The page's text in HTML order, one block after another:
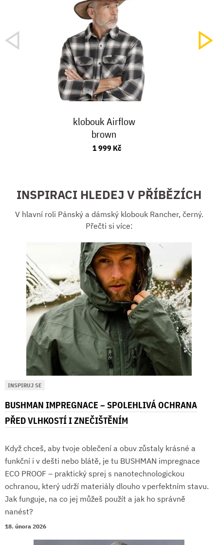
klobouk Airflow
brown
1 999 Kč
INSPIRACI HLEDEJ V PŘÍBĚZÍCH
V hlavní roli Pánský a dámský klobouk Rancher, černý.
Přečti si více:
INSPIRUJ SE
BUSHMAN IMPREGNACE – SPOLEHLIVÁ OCHRANA
PŘED VLHKOSTÍ I ZNEČIŠTĚNÍM
Když chceš, aby tvoje oblečení a obuv zůstaly krásné a
funkční i v dešti nebo blátě, je tu BUSHMAN impregnace
ECO PROOF – praktický sprej s nanotechnologickou
ochranou, který udrží materiály dlouho v perfektním stavu.
Jak funguje, na co jej můžeš použít a jak ho správně
nanést?
18. února 2026